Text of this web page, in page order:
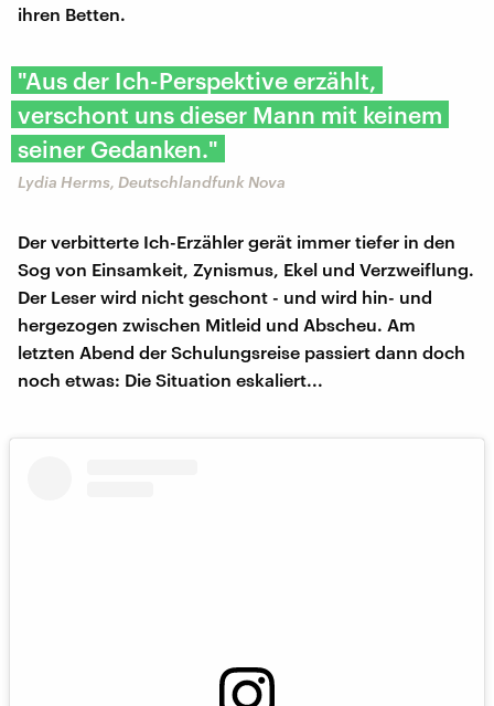
ihren Betten.
"Aus der Ich-Perspektive erzählt,
verschont uns dieser Mann mit keinem
seiner Gedanken."
Lydia Herms, Deutschlandfunk Nova
Der verbitterte Ich-Erzähler gerät immer tiefer in den
Sog von Einsamkeit, Zynismus, Ekel und Verzweiflung.
Der Leser wird nicht geschont - und wird hin- und
hergezogen zwischen Mitleid und Abscheu. Am
letzten Abend der Schulungsreise passiert dann doch
noch etwas: Die Situation eskaliert...